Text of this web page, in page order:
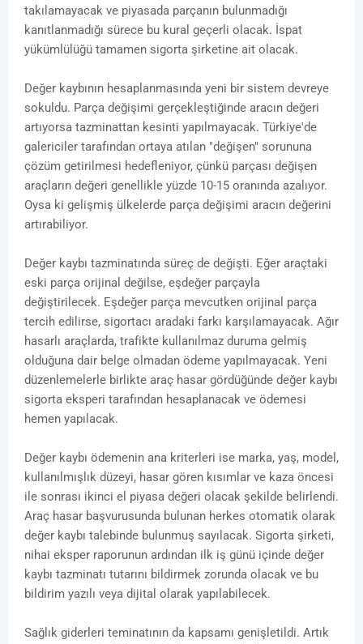
takılamayacak ve piyasada parçanın bulunmadığı
kanıtlanmadığı sürece bu kural geçerli olacak. İspat
yükümlülüğü tamamen sigorta şirketine ait olacak.
Değer kaybının hesaplanmasında yeni bir sistem devreye
sokuldu. Parça değişimi gerçekleştiğinde aracın değeri
artıyorsa tazminattan kesinti yapılmayacak. Türkiye'de
galericiler tarafından ortaya atılan "değişen" sorununa
çözüm getirilmesi hedefleniyor, çünkü parçası değişen
araçların değeri genellikle yüzde 10-15 oranında azalıyor.
Oysa ki gelişmiş ülkelerde parça değişimi aracın değerini
artırabiliyor.
Değer kaybı tazminatında süreç de değişti. Eğer araçtaki
eski parça orijinal değilse, eşdeğer parçayla
değiştirilecek. Eşdeğer parça mevcutken orijinal parça
tercih edilirse, sigortacı aradaki farkı karşılamayacak. Ağır
hasarlı araçlarda, trafikte kullanılmaz duruma gelmiş
olduğuna dair belge olmadan ödeme yapılmayacak. Yeni
düzenlemelerle birlikte araç hasar gördüğünde değer kaybı
sigorta eksperi tarafından hesaplanacak ve ödemesi
hemen yapılacak.
Değer kaybı ödemenin ana kriterleri ise marka, yaş, model,
kullanılmışlık düzeyi, hasar gören kısımlar ve kaza öncesi
ile sonrası ikinci el piyasa değeri olacak şekilde belirlendi.
Araç hasar başvurusunda bulunan herkes otomatik olarak
değer kaybı talebinde bulunmuş sayılacak. Sigorta şirketi,
nihai eksper raporunun ardından ilk iş günü içinde değer
kaybı tazminatı tutarını bildirmek zorunda olacak ve bu
bildirim yazılı veya dijital olarak yapılabilecek.
Sağlık giderleri teminatının da kapsamı genişletildi. Artık